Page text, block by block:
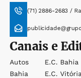
(71) 2886-2683 /
Canais e
Autos
Bahia
E.c. Bahia
E.c. Vitória